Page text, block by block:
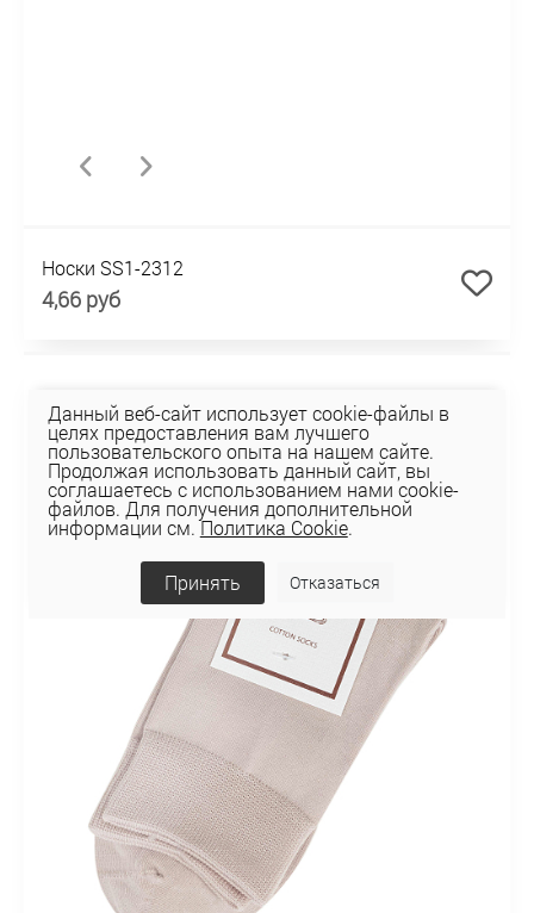
Носки SS1-2312
4,66 руб
Данный веб-сайт использует cookie-файлы в
целях предоставления вам лучшего
пользовательского опыта на нашем сайте.
Продолжая использовать данный сайт, вы
соглашаетесь с использованием нами cookie-
файлов. Для получения дополнительной
информации см.Политика Cookie.
Принять Отказаться